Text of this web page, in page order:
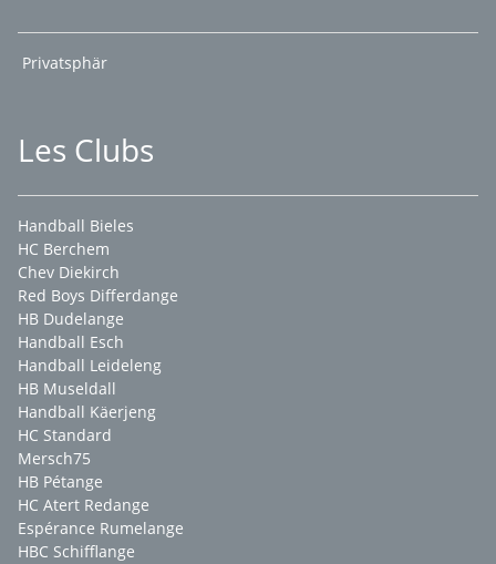
Privatsphär
Les Clubs
Handball Bieles
HC Berchem
Chev Diekirch
Red Boys Differdange
HB Dudelange
Handball Esch
Handball Leideleng
HB Museldall
Handball Käerjeng
HC Standard
Mersch75
HB Pétange
HC Atert Redange
Espérance Rumelange
HBC Schifflange